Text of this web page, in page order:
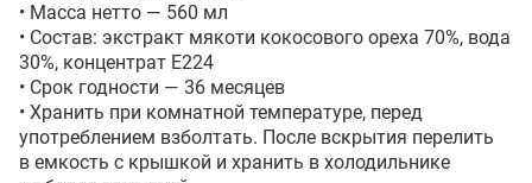
• Масса нетто — 560 мл
• Состав: экстракт мякоти кокосового ореха 70%, вода
30%, концентрат Е224
• Срок годности — 36 месяцев
• Хранить при комнатной температуре, перед
употреблением взболтать. После вскрытия перелить
в емкость с крышкой и хранить в холодильнике